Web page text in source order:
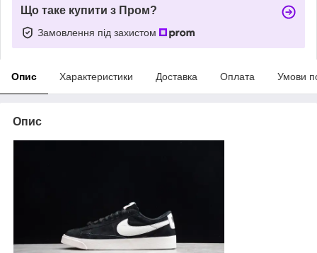
Що таке купити з Пром?
Замовлення під захистом
Опис Характеристики Доставка Оплата Умови
Опис